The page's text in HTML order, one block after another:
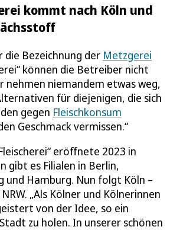
kommt nach Köln und
die Bezeichnung der Metzgerei
können die Betreiber nicht
nehmen niemandem etwas weg,
für diejenigen, die sich
gegen Fleischkonsum
Geschmack vermissen.“
eröffnete 2023 in
gibt es Filialen in Berlin,
und Hamburg. Nun folgt Köln –
„Als Kölner und Kölnerinnen
von der Idee, so ein
zu holen. In unserer schönen